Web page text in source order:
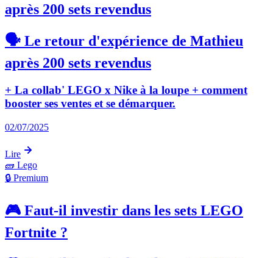
après 200 sets revendus
🗣️ Le retour d'expérience de Mathieu
après 200 sets revendus
+ La collab' LEGO x Nike à la loupe + comment
booster ses ventes et se démarquer.
02/07/2025
Lire
🧱 Lego
🔒 Premium
🎮 Faut-il investir dans les sets LEGO
Fortnite ?